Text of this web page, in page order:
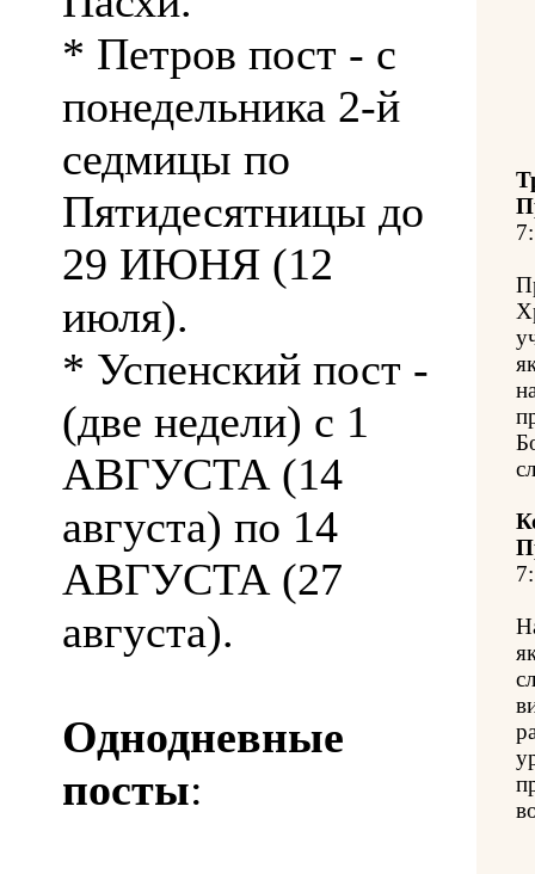
* Петров пост - с
понедельника 2-й
седмицы по
Пятидесятницы до
29 ИЮНЯ (12
июля).
* Успенский пост -
(две недели) с 1
АВГУСТА (14
августа) по 14
АВГУСТА (27
августа).
Однодневные
посты:
7:
7: